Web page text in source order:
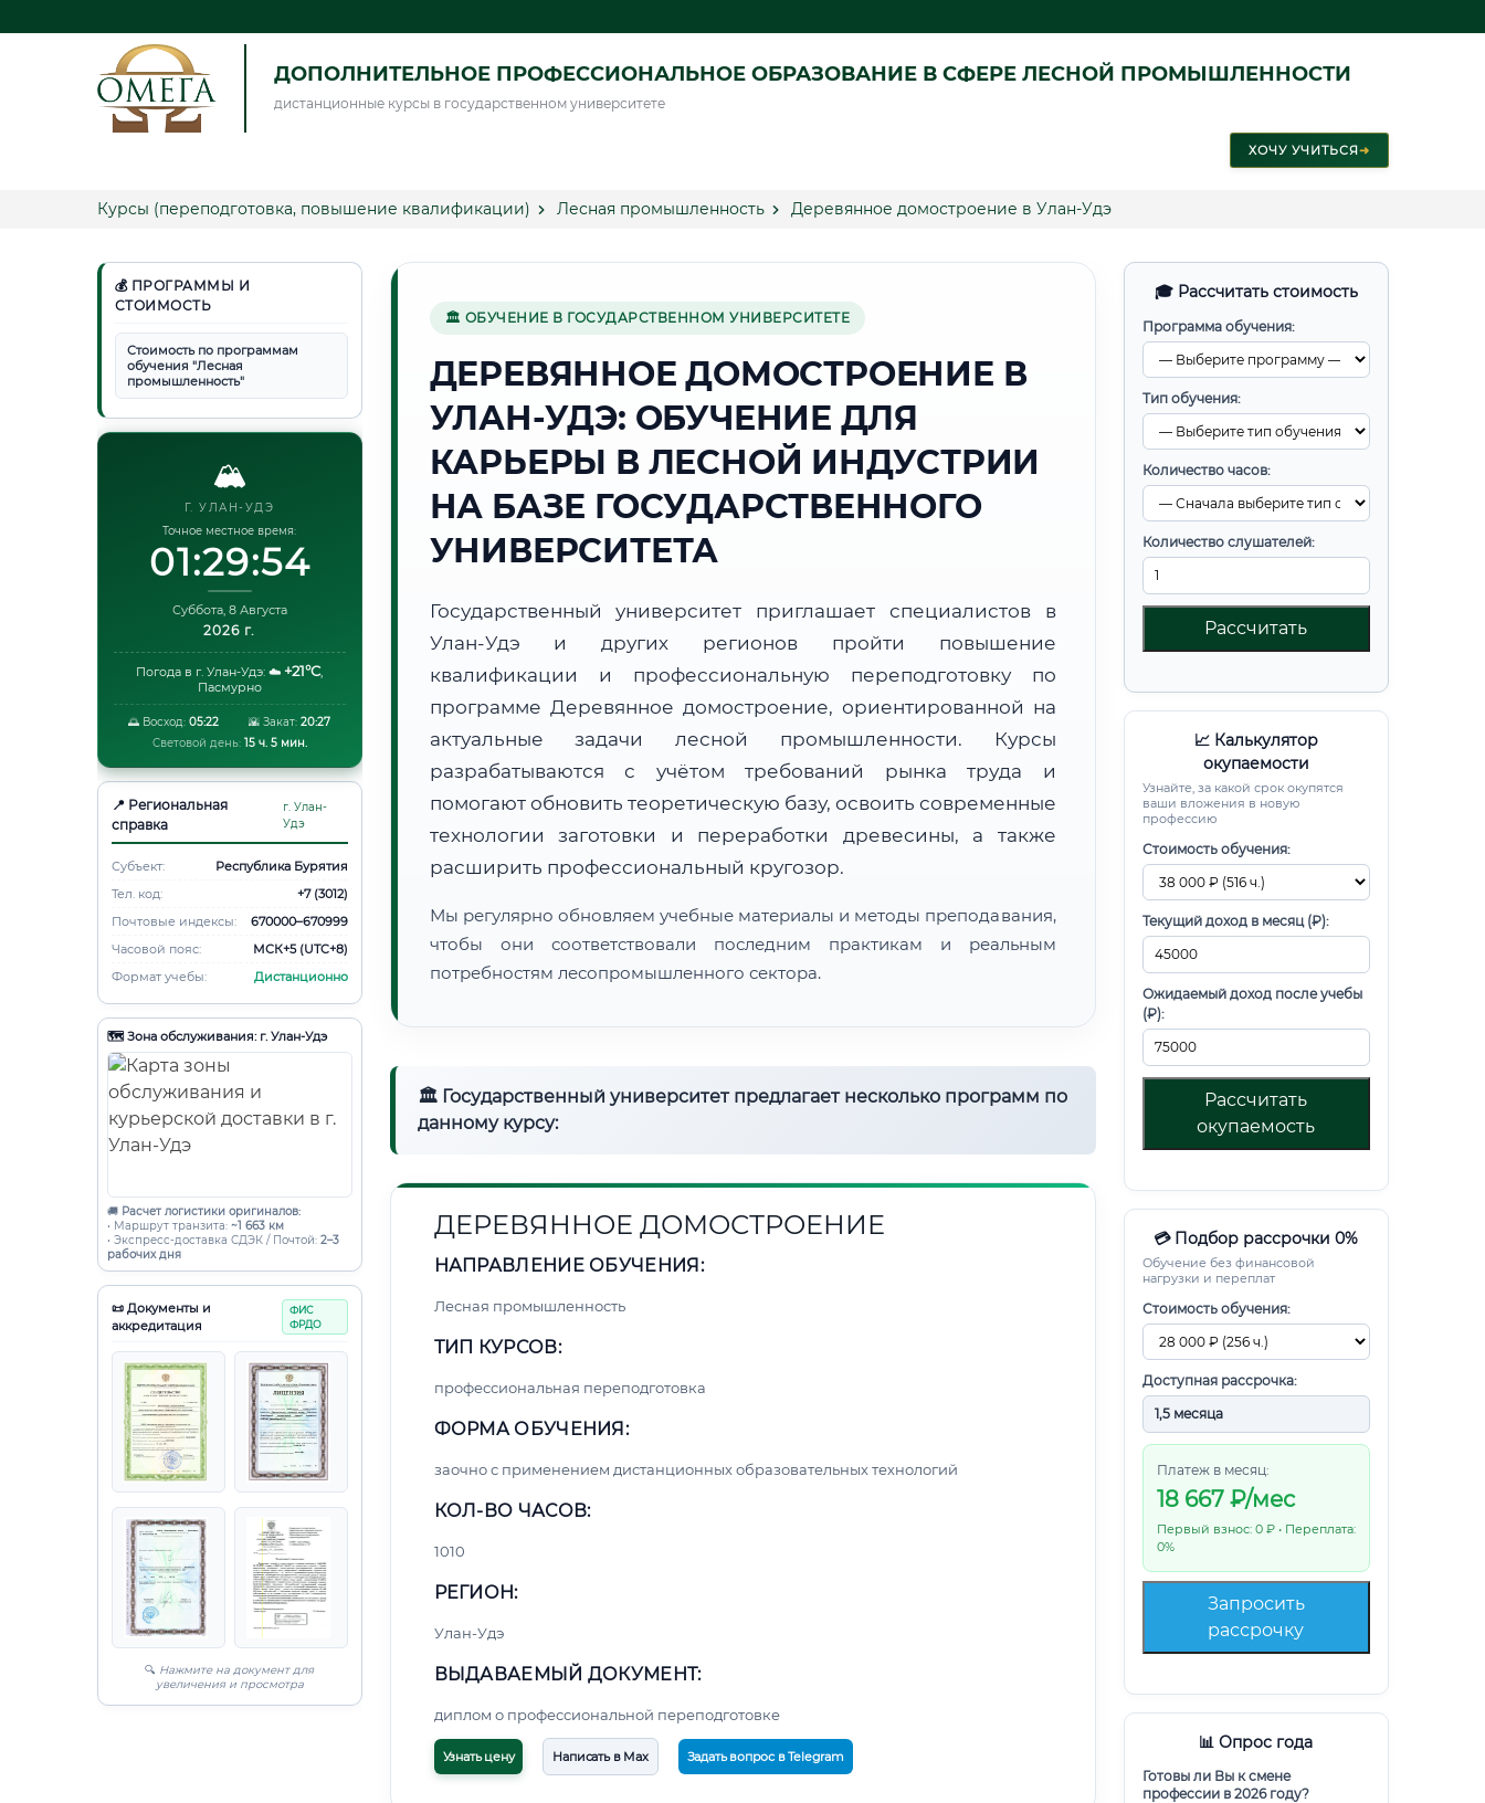
ДОПОЛНИТЕЛЬНОЕ ПРОФЕССИОНАЛЬНОЕ ОБРАЗОВАНИЕ В СФЕРЕ ЛЕСНОЙ ПРОМЫШЛЕННОСТИ
дистанционные курсы в государственном университете
ХОЧУ УЧИТЬСЯ➜
Курсы (переподготовка, повышение квалификации) Лесная промышленность Деревянное домостроение в Улан-Удэ
💰 ПРОГРАММЫ И
СТОИМОСТЬ
Стоимость по программам
обучения "Лесная
промышленность"
🏔️
Г. УЛАН-УДЭ
Точное местное время:
01:29:55
Суббота, 8 Августа
2026 г.
Погода в г. Улан-Удэ: ☁️ +21°C,
Пасмурно
🌅 Восход: 05:22 🌇 Закат: 20:27
Световой день: 15 ч. 5 мин.
📍 Региональная
справка
г. Улан-
Удэ
Субъект:
Республика Бурятия
Тел. код:
+7 (3012)
Почтовые индексы:
670000–670999
Часовой пояс:
МСК+5 (UTC+8)
Формат учебы:
Дистанционно
🗺️ Зона обслуживания: г. Улан-Удэ
🚚 Расчет логистики оригиналов:
• Маршрут транзита: ~1 663 км
• Экспресс-доставка СДЭК / Почтой: 2–3
рабочих дня
📜 Документы и
аккредитация
ФИС
ФРДО
🔍 Нажмите на документ для
увеличения и просмотра
🎓 Рассчитать стоимость
Программа обучения:
Тип обучения:
Количество часов:
Количество слушателей:
Рассчитать
📈 Калькулятор
окупаемости
Узнайте, за какой срок окупятся
ваши вложения в новую
профессию
Стоимость обучения:
Текущий доход в месяц (₽):
Ожидаемый доход после учебы
(₽):
Рассчитать
окупаемость
💳 Подбор рассрочки 0%
Обучение без финансовой
нагрузки и переплат
Стоимость обучения:
Доступная рассрочка:
Платеж в месяц:
18 667₽/мес
Первый взнос: 0 ₽ • Переплата:
0%
Запросить
рассрочку
📊 Опрос года
Готовы ли Вы к смене
профессии в 2026 году?
🏛 ОБУЧЕНИЕ В ГОСУДАРСТВЕННОМ УНИВЕРСИТЕТЕ
ДЕРЕВЯННОЕ ДОМОСТРОЕНИЕ В
УЛАН-УДЭ: ОБУЧЕНИЕ ДЛЯ
КАРЬЕРЫ В ЛЕСНОЙ ИНДУСТРИИ
НА БАЗЕ ГОСУДАРСТВЕННОГО
УНИВЕРСИТЕТА
Государственный университет приглашает специалистов в
Улан-Удэ и других регионов пройти повышение
квалификации и профессиональную переподготовку по
программе Деревянное домостроение, ориентированной на
актуальные задачи лесной промышленности. Курсы
разрабатываются с учётом требований рынка труда и
помогают обновить теоретическую базу, освоить современные
технологии заготовки и переработки древесины, а также
расширить профессиональный кругозор.
Мы регулярно обновляем учебные материалы и методы преподавания,
чтобы они соответствовали последним практикам и реальным
потребностям лесопромышленного сектора.
🏛 Государственный университет предлагает несколько программ по
данному курсу:
ДЕРЕВЯННОЕ ДОМОСТРОЕНИЕ
НАПРАВЛЕНИЕ ОБУЧЕНИЯ:
Лесная промышленность
ТИП КУРСОВ:
профессиональная переподготовка
ФОРМА ОБУЧЕНИЯ:
заочно с применением дистанционных образовательных технологий
КОЛ-ВО ЧАСОВ:
1010
РЕГИОН:
Улан-Удэ
ВЫДАВАЕМЫЙ ДОКУМЕНТ:
диплом о профессиональной переподготовке
Узнать цену Написать в Max Задать вопрос в Telegram